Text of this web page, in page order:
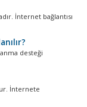
İnternet bağlantısı
desteği
İnternete